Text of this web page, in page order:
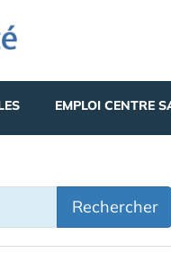
EMPLOI CENTRE
Rechercher